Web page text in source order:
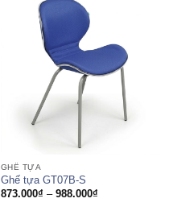
GHẾ TỰA
Ghế tựa GT07B-S
873.000₫ – 988.000₫Khoảng